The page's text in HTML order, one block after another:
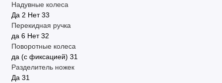
Надувные колеса
Да 2 Нет 33
Перекидная ручка
да 6 Нет 32
Поворотные колеса
да (с фиксацией) 31
Разделитель ножек
Да 31